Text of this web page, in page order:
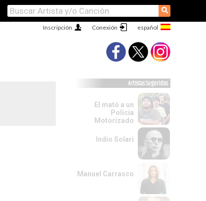
⚲
Conexión
Inscripción
Artistas Sugeridos
El mató a un
Policía
Motorizado
Indio Solari
Manuel Carrasco